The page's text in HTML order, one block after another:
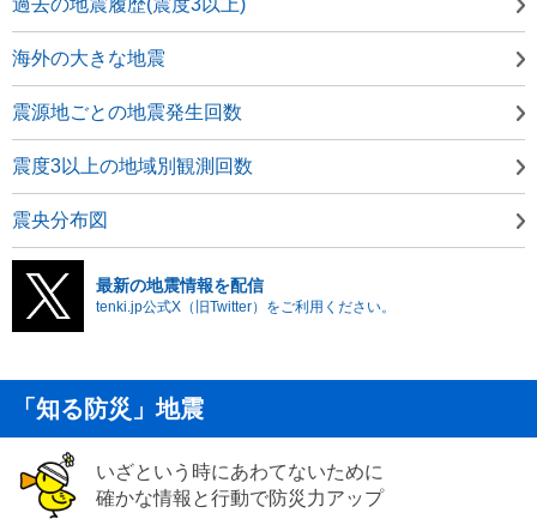
海外の大きな地震
震源地ごとの地震発生回数
震度3以上の地域別観測回数
震央分布図
最新の地震情報を配信
tenki.jp公式X（旧Twitter）をご利用ください。
「知る防災」地震
いざという時にあわてないために
確かな情報と行動で防災力アップ